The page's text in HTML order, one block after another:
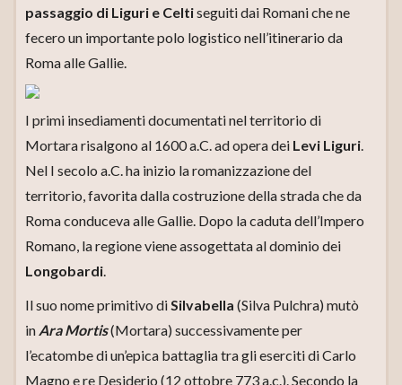
passaggio di Liguri e Celtiseguiti dai Romani che ne
fecero un importante polo logistico nell’itinerario da
Roma alle Gallie.
I primi insediamenti documentati nel territorio di
Mortara risalgono al 1600 a.C. ad opera dei Levi Liguri.
Nel I secolo a.C. ha inizio la romanizzazione del
territorio, favorita dalla costruzione della strada che da
Roma conduceva alle Gallie. Dopo la caduta dell’Impero
Romano, la regione viene assogettata al dominio dei
Longobardi.
Il suo nome primitivo diSilvabella (Silva Pulchra) mutò
in Ara Mortis(Mortara) successivamente per
l’ecatombe di un’epica battaglia tra gli eserciti di Carlo
Magno e re Desiderio (12 ottobre 773 a.c.). Secondo la